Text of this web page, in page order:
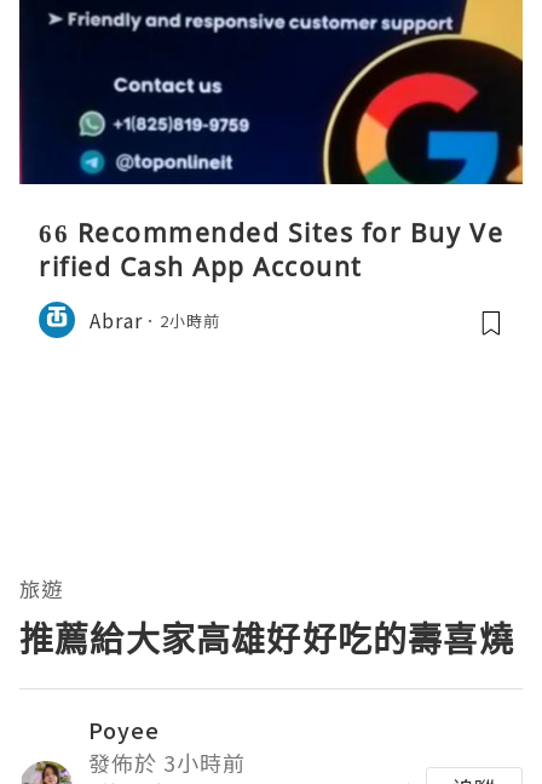
66 Recommended Sites for Buy Ve
rified Cash App Account
Abrar 2小時前
旅遊
推薦給大家高雄好好吃的壽喜燒
Poyee
發佈於 3小時前